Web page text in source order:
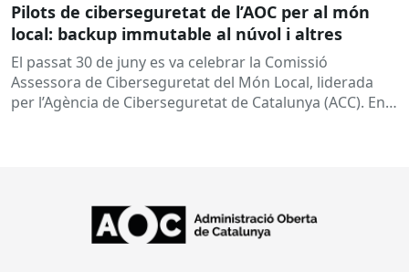
Pilots de ciberseguretat de l’AOC per al món
local: backup immutable al núvol i altres
El passat 30 de juny es va celebrar la Comissió
Assessora de Ciberseguretat del Món Local, liderada
per l’Agència de Ciberseguretat de Catalunya (ACC). En